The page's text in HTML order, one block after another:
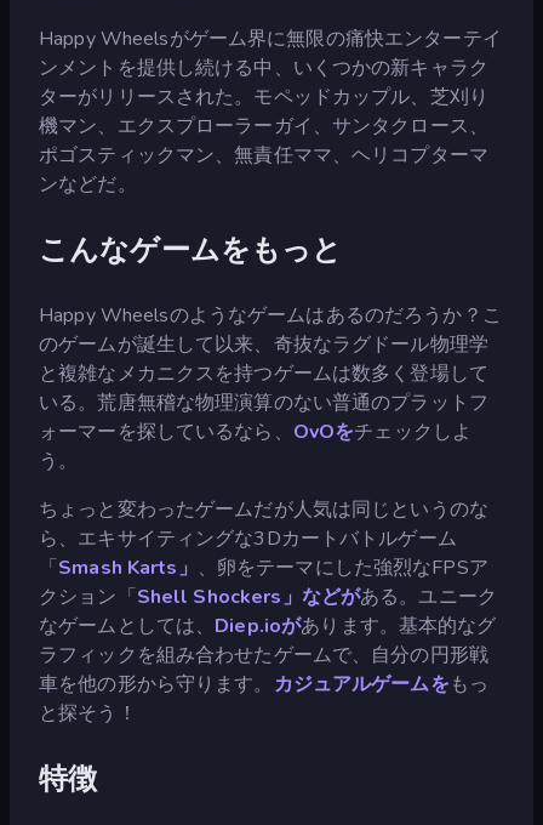
Happy Wheelsがゲーム界に無限の痛快エンターテイ
ンメントを提供し続ける中、いくつかの新キャラク
ターがリリースされた。モペッドカップル、芝刈り
機マン、エクスプローラーガイ、サンタクロース、
ポゴスティックマン、無責任ママ、ヘリコプターマ
ンなどだ。
こんなゲームをもっと
Happy Wheelsのようなゲームはあるのだろうか？こ
のゲームが誕生して以来、奇抜なラグドール物理学
と複雑なメカニクスを持つゲームは数多く登場して
いる。荒唐無稽な物理演算のない普通のプラットフ
ォーマーを探しているなら、 OvOをチェックしよ
う。
ちょっと変わったゲームだが人気は同じというのな
ら、エキサイティングな3Dカートバトルゲーム
「Smash Karts」 、卵をテーマにした強烈なFPSア
クション「Shell Shockers」などがある。ユニーク
なゲームとしては、 Diep.ioがあります。基本的なグ
ラフィックを組み合わせたゲームで、自分の円形戦
車を他の形から守ります。 カジュアルゲームをもっ
と探そう！
特徴